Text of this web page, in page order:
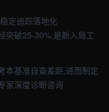
定追踪落地化
突破25-30%,是新入局工
本基准自查差距,进而制定
家深度诊断咨询